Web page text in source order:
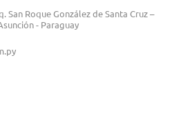
San Roque González de Santa Cruz –
- Paraguay